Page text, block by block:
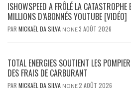
ISHOWSPEED A FRÔLÉ LA
MILLIONS D’ABONNÉS YOUTUBE [VIDÉO]
PAR MICKAËL DA SILVA NONE3 AOÛT 2026
TOTAL ENERGIES SOUTIENT LES
DES FRAIS DE CARBURANT
PAR MICKAËL DA SILVA NONE2 AOÛT 2026